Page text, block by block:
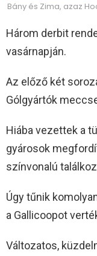
Bány és Zima, azaz
Három derbit
vasárnapján.
Az előző két
Gólgyártók
Hiába vezettek a
gyárosok
színvonalú
Úgy tűnik
a Gallicoopot
Változatos,